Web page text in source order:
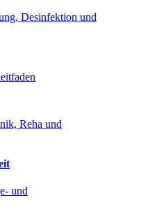
Desinfektion und
Reha und
und